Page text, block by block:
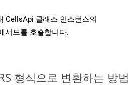
CellsApi 클래스 인스턴스의
서드를 호출합니다.
형식으로 변환하는 방법